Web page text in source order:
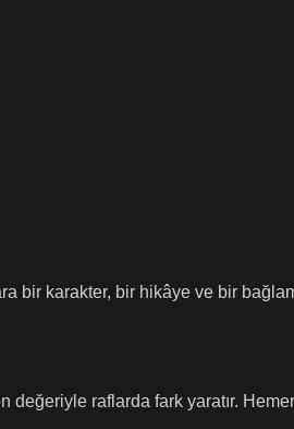
karakter, bir hikâye ve bir
değeriyle raflarda fark yaratır.